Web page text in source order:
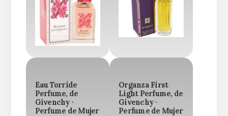
Eau Torride
Perfume, de
Givenchy ·
Perfume de Mujer
Organza First
Light Perfume, de
Givenchy ·
Perfume de Mujer